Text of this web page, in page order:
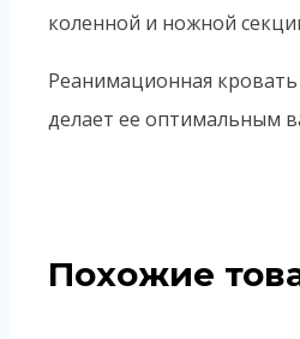
коленной и ножной
Реанимационная кровать
делает ее оптимальным
Похожие